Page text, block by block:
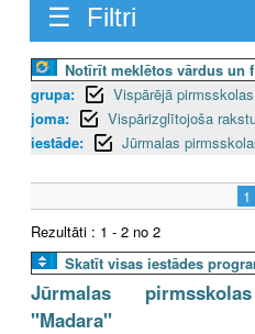
☰ Filtri
Notīrīt meklētos vārdus un
grupa:
Vispārējā
joma:
Vispārizglītojoša
iestāde:
Jūrmalas
1
Rezultāti : 1 - 2 no 2
Skatīt visas iestādes
Jūrmalas
"Madara"